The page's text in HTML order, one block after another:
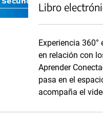
Libro
Experiencia
en relación con
Aprender
pasa en el
acompaña el